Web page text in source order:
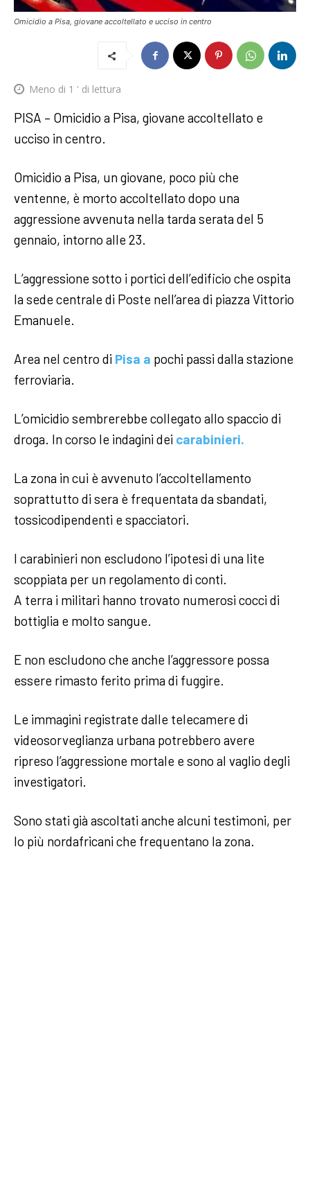
Omicidio a Pisa, giovane accoltellato e ucciso in centro
Meno di 1 ' di lettura
PISA – Omicidio a Pisa, giovane accoltellato e
ucciso in centro.
Omicidio a Pisa, un giovane, poco più che
ventenne, è morto accoltellato dopo una
aggressione avvenuta nella tarda serata del 5
gennaio, intorno alle 23.
L’aggressione sotto i portici dell’edificio che ospita
la sede centrale di Poste nell’area di piazza Vittorio
Emanuele.
Area nel centro di Pisa a pochi passi dalla stazione
ferroviaria.
L’omicidio sembrerebbe collegato allo spaccio di
droga. In corso le indagini dei carabinieri.
La zona in cui è avvenuto l’accoltellamento
soprattutto di sera è frequentata da sbandati,
tossicodipendenti e spacciatori.
I carabinieri non escludono l’ipotesi di una lite
scoppiata per un regolamento di conti.
A terra i militari hanno trovato numerosi cocci di
bottiglia e molto sangue.
E non escludono che anche l’aggressore possa
essere rimasto ferito prima di fuggire.
Le immagini registrate dalle telecamere di
videosorveglianza urbana potrebbero avere
ripreso l’aggressione mortale e sono al vaglio degli
investigatori.
Sono stati già ascoltati anche alcuni testimoni, per
lo più nordafricani che frequentano la zona.